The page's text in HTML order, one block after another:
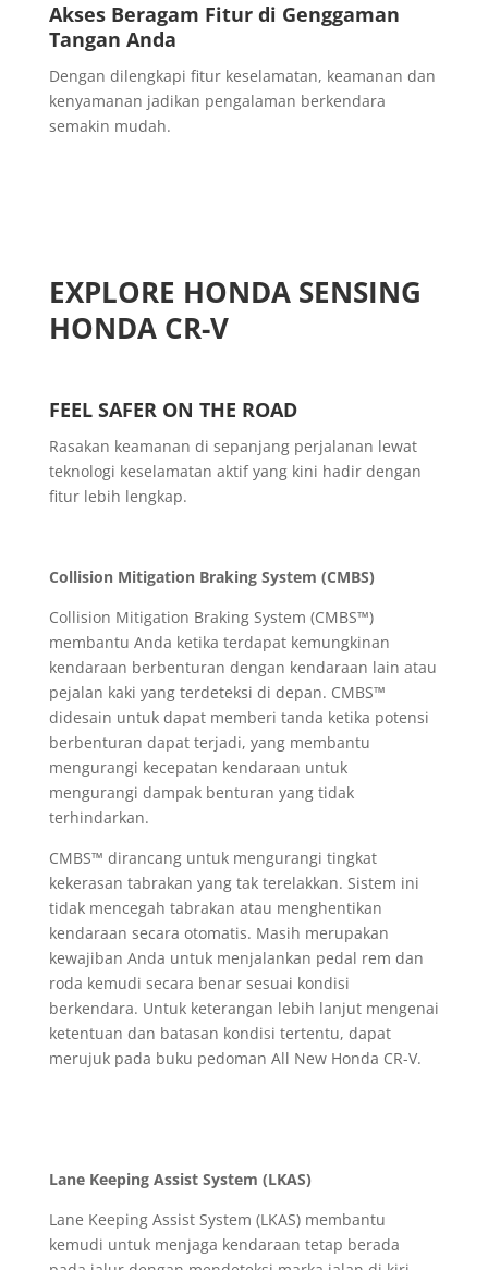
Akses Beragam Fitur di Genggaman
Tangan Anda
Dengan dilengkapi fitur keselamatan, keamanan dan
kenyamanan jadikan pengalaman berkendara
semakin mudah.
EXPLORE HONDA SENSING
HONDA CR-V
FEEL SAFER ON THE ROAD
Rasakan keamanan di sepanjang perjalanan lewat
teknologi keselamatan aktif yang kini hadir dengan
fitur lebih lengkap.
Collision Mitigation Braking System (CMBS)
Collision Mitigation Braking System (CMBS™)
membantu Anda ketika terdapat kemungkinan
kendaraan berbenturan dengan kendaraan lain atau
pejalan kaki yang terdeteksi di depan. CMBS™
didesain untuk dapat memberi tanda ketika potensi
berbenturan dapat terjadi, yang membantu
mengurangi kecepatan kendaraan untuk
mengurangi dampak benturan yang tidak
terhindarkan.
CMBS™ dirancang untuk mengurangi tingkat
kekerasan tabrakan yang tak terelakkan. Sistem ini
tidak mencegah tabrakan atau menghentikan
kendaraan secara otomatis. Masih merupakan
kewajiban Anda untuk menjalankan pedal rem dan
roda kemudi secara benar sesuai kondisi
berkendara. Untuk keterangan lebih lanjut mengenai
ketentuan dan batasan kondisi tertentu, dapat
merujuk pada buku pedoman All New Honda CR-V.
Lane Keeping Assist System (LKAS)
Lane Keeping Assist System (LKAS) membantu
kemudi untuk menjaga kendaraan tetap berada